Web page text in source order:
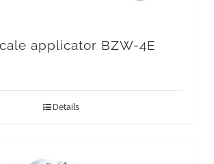
applicator BZW-4E
Details